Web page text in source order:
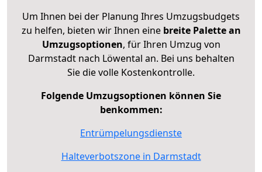
Um Ihnen bei der Planung Ihres Umzugsbudgets
zu helfen, bieten wir Ihnen eine breite Palette an
Umzugsoptionen, für Ihren Umzug von
Darmstadt nach Löwental an. Bei uns behalten
Sie die volle Kostenkontrolle.
Folgende Umzugsoptionen können Sie
benkommen:
Entrümpelungsdienste
Halteverbotszone in Darmstadt